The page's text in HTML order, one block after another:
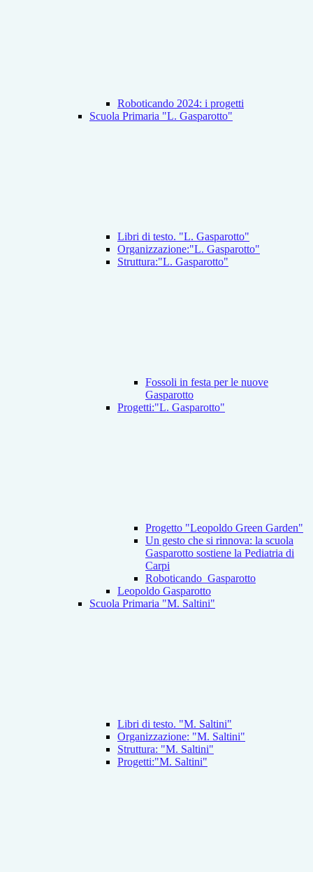
Roboticando 2024: i progetti
Scuola Primaria "L. Gasparotto"
Libri di testo. "L. Gasparotto"
Organizzazione:"L. Gasparotto"
Struttura:"L. Gasparotto"
Fossoli in festa per le nuove
Gasparotto
Progetti:"L. Gasparotto"
Progetto "Leopoldo Green Garden"
Un gesto che si rinnova: la scuola
Gasparotto sostiene la Pediatria di
Carpi
Roboticando_Gasparotto
Leopoldo Gasparotto
Scuola Primaria "M. Saltini"
Libri di testo. "M. Saltini"
Organizzazione: "M. Saltini"
Struttura: "M. Saltini"
Progetti:"M. Saltini"